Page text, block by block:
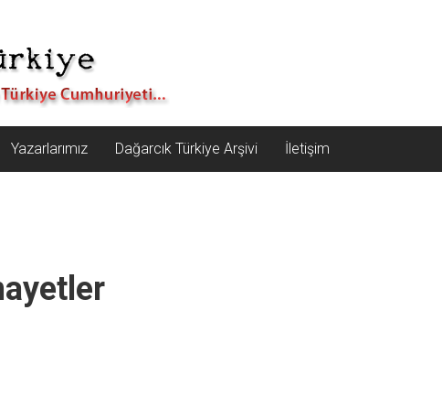
Yazarlarımız Dağarcık Türkiye Arşivi İletişim